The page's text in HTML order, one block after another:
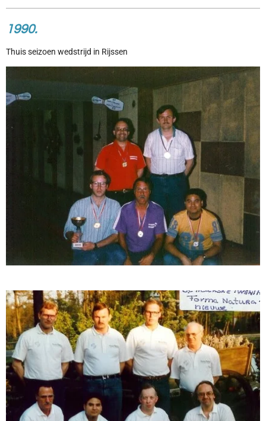
1990.
Thuis seizoen wedstrijd in Rijssen